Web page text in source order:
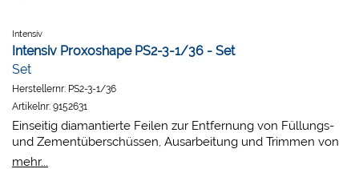
Intensiv
Intensiv Proxoshape PS2-3-1/36 - Set
Set
Herstellernr: PS2-3-1/36
Artikelnr: 9152631
Einseitig diamantierte Feilen zur Entfernung von Füllungs-
und Zementüberschüssen, Ausarbeitung und Trimmen von
approximalen abstehenden Kronenrändern aus Gold oder
mehr...